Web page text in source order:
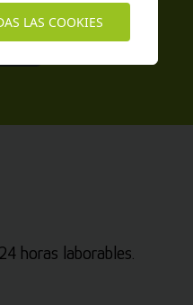
Política de Privacidad
horas laborables.
LAS COOKIES